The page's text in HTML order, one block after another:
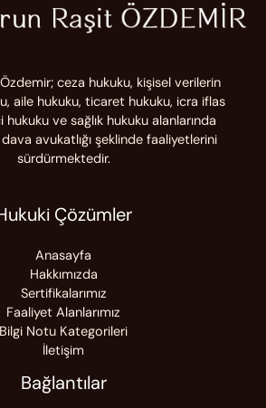
ceza hukuku, kişisel verilerin
aile hukuku, ticaret hukuku, icra iflas
ve sağlık hukuku alanlarında
dava avukatlığı şeklinde faaliyetlerini
sürdürmektedir.
Çözümler
Anasayfa
Hakkımızda
Sertifikalarımız
Faaliyet Alanlarımız
Bilgi Notu Kategorileri
İletişim
Bağlantılar